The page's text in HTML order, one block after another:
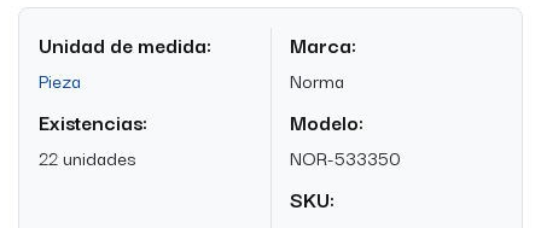
Unidad de medida:
Pieza
Existencias:
22 unidades
Marca:
Norma
Modelo:
NOR-533350
SKU: